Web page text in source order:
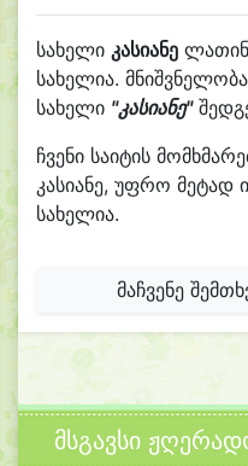
სახელი კასიანე
სახელია.
სახელი "კასიანე"
ჩვენი საიტის
კასიანე, უფრო მეტად
სახელია.
მაჩვენე
მსგავსი